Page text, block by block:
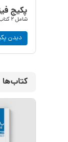
پکیج
شامل2
دیدن
کتاب‌ها